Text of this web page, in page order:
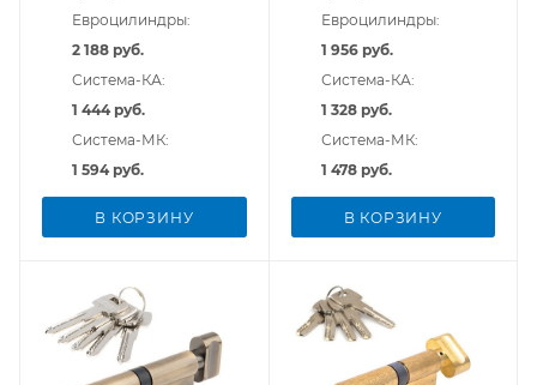
Евроцилиндры:
2 188 руб.
Система-КА:
1 444 руб.
Система-МК:
1 594 руб.
В КОРЗИНУ
Евроцилиндры:
1 956 руб.
Система-КА:
1 328 руб.
Система-МК:
1 478 руб.
В КОРЗИНУ